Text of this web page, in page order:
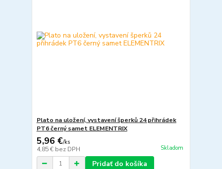
Plato na uložení, vystavení šperků 24 přihrádek
PT6 černý samet ELEMENTRIX
5,96 €/ks
4,85 € bez DPH Skladom
Pridať do košíka